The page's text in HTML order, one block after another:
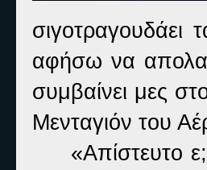
αφήσω να
συμβαίνει μες
Μενταγιόν του
«Απίστευτο